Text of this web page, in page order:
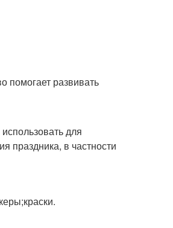
помогает развивать
для
праздника, в частности